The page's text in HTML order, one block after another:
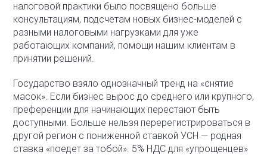
налоговой практики было посвящено больше
консультациям, подсчетам новых бизнес-моделей с
разными налоговыми нагрузками для уже
работающих компаний, помощи нашим клиентам в
принятии решений.
Государство взяло однозначный тренд на «снятие
масок». Если бизнес вырос до среднего или крупного,
преференции для начинающих перестают быть
доступными. Больше нельзя перерегистрироваться в
другой регион с пониженной ставкой УСН — родная
ставка «поедет за тобой». 5% НДС для «упрощенцев»